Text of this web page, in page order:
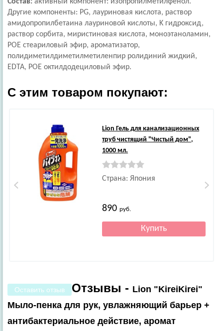
Другие компоненты: PG, лауриновая кислота, раствор
амидопропилбетаина лауриновой кислоты, K гидроксид,
раствор сорбита, миристиновая кислота, моноэтаноламин,
POE стеариловый эфир, ароматизатор,
полидиметилдиметилметиленпир ролидиний жидкий,
EDTA, POE октилдодециловый эфир.
С этим товаром покупают:
Lion Гель для канализационных
труб чистящий "Чистый дом",
1000 мл.
Страна: Япония
890руб.
Оставить отзыв Отзывы - Lion "KireiKirei"
Мыло-пенка для рук, увлажняющий барьер +
антибактериальное действие, аромат